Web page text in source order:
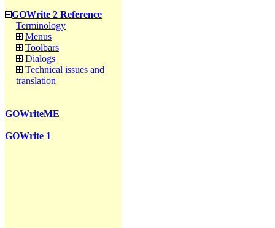
GOWrite 2 Reference
Terminology
Menus
Toolbars
Dialogs
Technical issues and
translation
GOWriteME
GOWrite 1